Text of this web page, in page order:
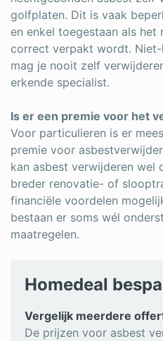
golfplaten. Dit is vaak
en enkel toegestaan als
correct verpakt wordt.
mag je nooit zelf
erkende specialist.
Is er een premie voor het
Voor particulieren is er
premie voor
kan asbest verwijderen wel
breder renovatie- of
financiële voordelen
bestaan er soms wél
maatregelen.
Homedeal
Vergelijk meerdere
De prijzen voor asbest